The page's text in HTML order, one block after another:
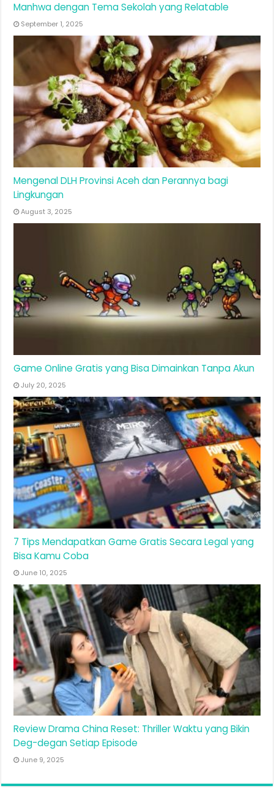
Manhwa dengan Tema Sekolah yang Relatable
September 1, 2025
Mengenal DLH Provinsi Aceh dan Perannya bagi
Lingkungan
August 3, 2025
Game Online Gratis yang Bisa Dimainkan Tanpa Akun
July 20, 2025
7 Tips Mendapatkan Game Gratis Secara Legal yang
Bisa Kamu Coba
June 10, 2025
Review Drama China Reset: Thriller Waktu yang Bikin
Deg-degan Setiap Episode
June 9, 2025